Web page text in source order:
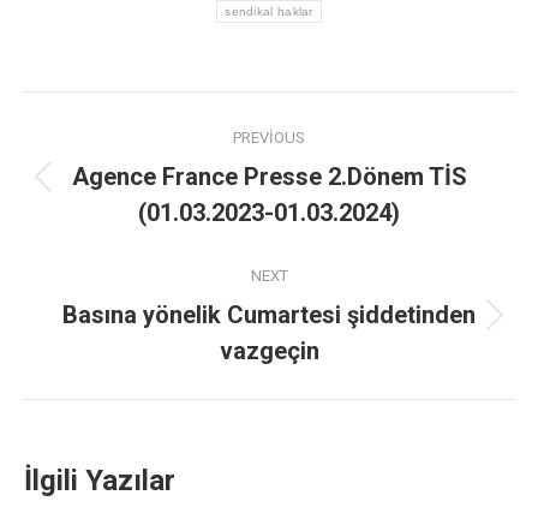
sendikal haklar
PREVIOUS
Agence France Presse 2.Dönem TİS
(01.03.2023-01.03.2024)
NEXT
Basına yönelik Cumartesi şiddetinden
vazgeçin
İlgili Yazılar